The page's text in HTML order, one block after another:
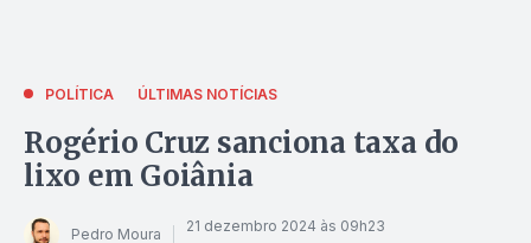
POLÍTICA ÚLTIMAS NOTÍCIAS
Rogério Cruz sanciona taxa do
lixo em Goiânia
Pedro Moura 21 dezembro 2024 às 09h23